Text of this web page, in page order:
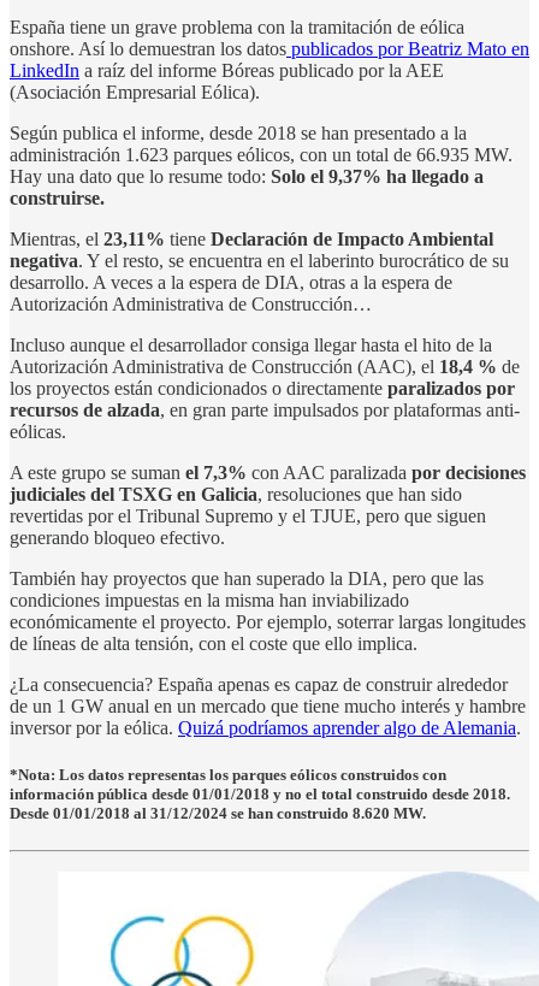
España tiene un grave problema con la tramitación de eólica
onshore. Así lo demuestran los datos publicados por Beatriz Mato en
LinkedIn a raíz del informe Bóreas publicado por la AEE
(Asociación Empresarial Eólica).
Según publica el informe, desde 2018 se han presentado a la
administración 1.623 parques eólicos, con un total de 66.935 MW.
Hay una dato que lo resume todo: Solo el 9,37% ha llegado a
construirse.
Mientras, el 23,11% tiene Declaración de Impacto Ambiental
negativa. Y el resto, se encuentra en el laberinto burocrático de su
desarrollo. A veces a la espera de DIA, otras a la espera de
Autorización Administrativa de Construcción…
Incluso aunque el desarrollador consiga llegar hasta el hito de la
Autorización Administrativa de Construcción (AAC), el 18,4 % de
los proyectos están condicionados o directamente paralizados por
recursos de alzada, en gran parte impulsados por plataformas anti-
eólicas.
A este grupo se suman el 7,3% con AAC paralizada por decisiones
judiciales del TSXG en Galicia, resoluciones que han sido
revertidas por el Tribunal Supremo y el TJUE, pero que siguen
generando bloqueo efectivo.
También hay proyectos que han superado la DIA, pero que las
condiciones impuestas en la misma han inviabilizado
económicamente el proyecto. Por ejemplo, soterrar largas longitudes
de líneas de alta tensión, con el coste que ello implica.
¿La consecuencia? España apenas es capaz de construir alrededor
de un 1 GW anual en un mercado que tiene mucho interés y hambre
inversor por la eólica. Quizá podríamos aprender algo de Alemania.
*Nota: Los datos representas los parques eólicos construidos con
información pública desde 01/01/2018 y no el total construido desde 2018.
Desde 01/01/2018 al 31/12/2024 se han construido 8.620 MW.